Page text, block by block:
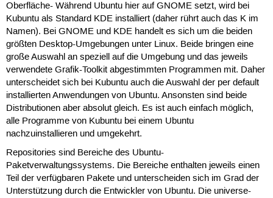
Oberfläche- Während Ubuntu hier auf GNOME setzt, wird bei
Kubuntu als Standard KDE installiert (daher rührt auch das K im
Namen). Bei GNOME und KDE handelt es sich um die beiden
größten Desktop-Umgebungen unter Linux. Beide bringen eine
große Auswahl an speziell auf die Umgebung und das jeweils
verwendete Grafik-Toolkit abgestimmten Programmen mit. Daher
unterscheidet sich bei Kubuntu auch die Auswahl der per default
installierten Anwendungen von Ubuntu. Ansonsten sind beide
Distributionen aber absolut gleich. Es ist auch einfach möglich,
alle Programme von Kubuntu bei einem Ubuntu
nachzuinstallieren und umgekehrt.
Repositories sind Bereiche des Ubuntu-
Paketverwaltungssystems. Die Bereiche enthalten jeweils einen
Teil der verfügbaren Pakete und unterscheiden sich im Grad der
Unterstützung durch die Entwickler von Ubuntu. Die universe-